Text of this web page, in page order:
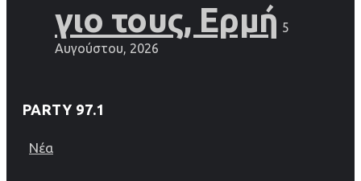
γιο τους, Ερμή 5
Αυγούστου, 2026
PARTY 97.1
Νέα